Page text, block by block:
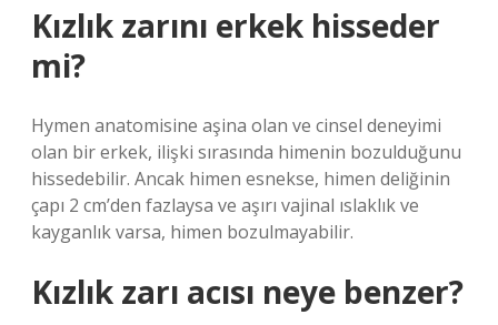
Kızlık zarını erkek hisseder
mi?
Hymen anatomisine aşina olan ve cinsel deneyimi
olan bir erkek, ilişki sırasında himenin bozulduğunu
hissedebilir. Ancak himen esnekse, himen deliğinin
çapı 2 cm’den fazlaysa ve aşırı vajinal ıslaklık ve
kayganlık varsa, himen bozulmayabilir.
Kızlık zarı acısı neye benzer?